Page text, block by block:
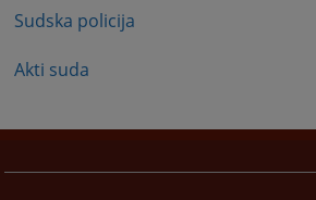
Sudska policija
Akti suda